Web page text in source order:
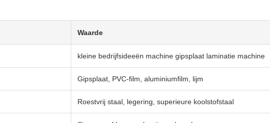
Waarde
kleine bedrijfsideeën machine gipsplaat laminatie machine
Gipsplaat, PVC-film, aluminiumfilm, lijm
Roestvrij staal, legering, superieure koolstofstaal